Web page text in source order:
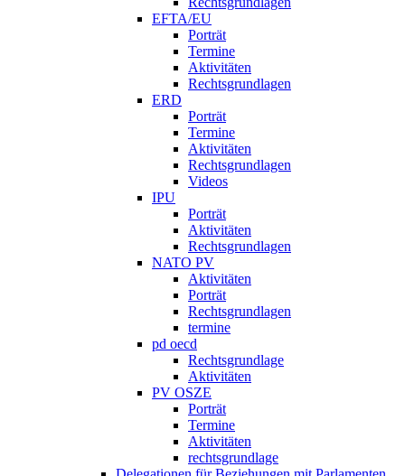
EFTA/EU
Porträt
Termine
Aktivitäten
Rechtsgrundlagen
ERD
Porträt
Termine
Aktivitäten
Rechtsgrundlagen
Videos
IPU
Porträt
Aktivitäten
Rechtsgrundlagen
NATO PV
Aktivitäten
Porträt
Rechtsgrundlagen
termine
pd oecd
Rechtsgrundlage
Aktivitäten
PV OSZE
Porträt
Termine
Aktivitäten
rechtsgrundlage